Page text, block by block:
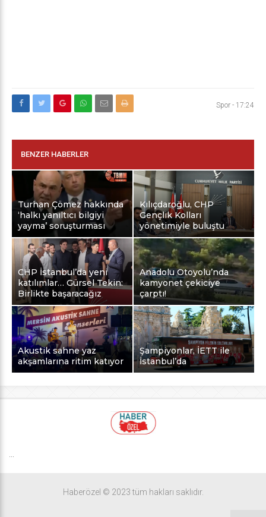
Spor - 17:24
BENZER HABERLER
Turhan Çömez hakkında
‘halkı yanıltıcı bilgiyi
yayma’ soruşturması
Kılıçdaroğlu, CHP
Gençlik Kolları
yönetimiyle buluştu
CHP İstanbul’da yeni
katılımlar… Gürsel Tekin:
Birlikte başaracağız
Anadolu Otoyolu’nda
kamyonet çekiciye
çarptı!
Akustik sahne yaz
akşamlarına ritim katıyor
Şampiyonlar, İETT ile
İstanbul’da
Haberözel © 2023 tüm hakları saklıdır.